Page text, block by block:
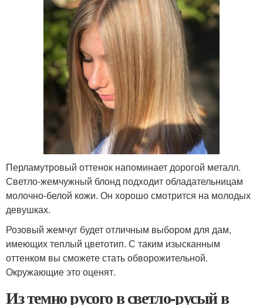
Перламутровый оттенок напоминает дорогой металл.
Светло-жемчужный блонд подходит обладательницам
молочно-белой кожи. Он хорошо смотрится на молодых
девушках.
Розовый жемчуг будет отличным выбором для дам,
имеющих теплый цветотип. С таким изысканным
оттенком вы сможете стать обворожительной.
Окружающие это оценят.
Из темно русого в светло-русый в